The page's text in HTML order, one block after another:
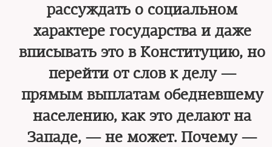
рассуждать о социальном
характере государства и даже
вписывать это в Конституцию, но
перейти от слов к делу —
прямым выплатам обедневшему
населению, как это делают на
Западе, — не может. Почему —